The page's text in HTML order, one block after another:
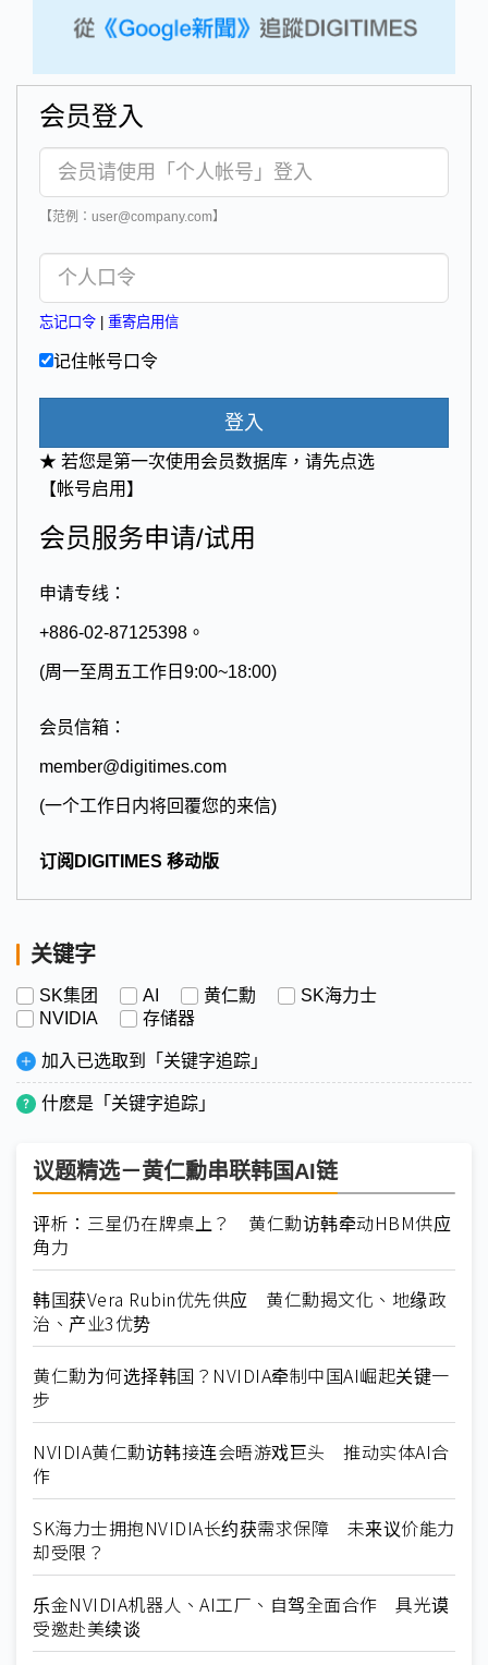
会员登入
【范例：user@company.com】
忘记口令 重寄启用信
记住帐号口令
登入
★ 若您是第一次使用会员数据库，请先点选
【帐号启用】
会员服务申请/试用
申请专线：
+886-02-87125398。
(周一至周五工作日9:00~18:00)
会员信箱：
member@digitimes.com
(一个工作日内将回覆您的来信)
订阅DIGITIMES 移动版
关键字
SK集团 AI 黄仁勳
SK海力士
NVIDIA
存储器
加入已选取到「关键字追踪」
什麽是「关键字追踪」
议题精选－黄仁勳串联韩国AI链
评析：三星仍在牌桌上？ 黄仁勳访韩牵动HBM供应
角力
韩国获Vera Rubin优先供应 黄仁勳揭文化、地缘政
治、产业3优势
黄仁勳为何选择韩国？NVIDIA牵制中国AI崛起关键一
步
NVIDIA黄仁勳访韩接连会晤游戏巨头 推动实体AI合
作
SK海力士拥抱NVIDIA长约获需求保障 未来议价能力
却受限？
乐金NVIDIA机器人、AI工厂、自驾全面合作 具光谟
受邀赴美续谈